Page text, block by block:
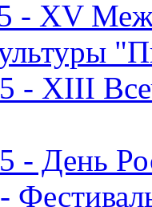
- XV
- XIII
- День